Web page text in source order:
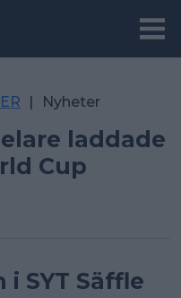
| Nyheter
laddade
Cup
SYT Säffle